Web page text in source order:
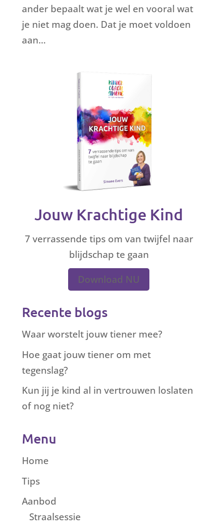
ander bepaalt wat je wel en vooral wat
je niet mag doen. Dat je moet voldoen
aan...
Jouw Krachtige Kind
7 verrassende tips om van twijfel naar
blijdschap te gaan
Download NU
Recente blogs
Waar worstelt jouw tiener mee?
Hoe gaat jouw tiener om met
tegenslag?
Kun jij je kind al in vertrouwen loslaten
of nog niet?
Menu
Home
Tips
Aanbod
Straalsessie